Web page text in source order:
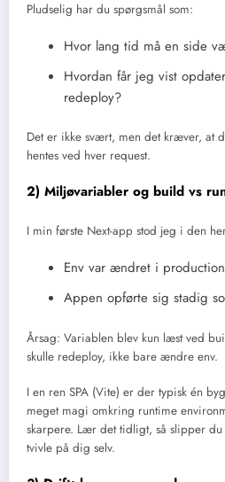
Pludselig har du spørgsmål som:
Hvor lang tid må en side
Hvordan får jeg vist
redeploy?
Det er ikke svært, men det kræver, at
hentes ved hver request.
2) Miljøvariabler og build vs
I min første Next-app stod jeg i den
Env var ændret i production
Appen opførte sig stadig
Årsag: Variablen blev kun læst ved
skulle redeploy, ikke bare ændre env.
I en ren SPA (Vite) er der typisk én
meget magi omkring runtime
skarpere. Lær det tidligt, så slipper
tvivle på dig selv.